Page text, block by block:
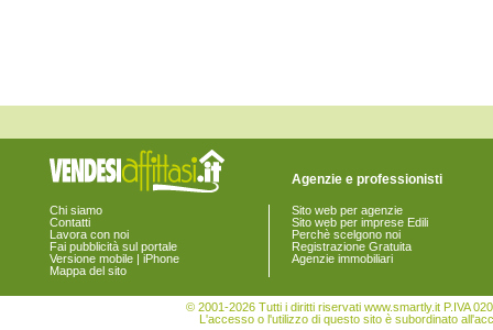
Salle
Serramonacesca
Tocco da Casauria
Torre de' Passeri
Turrivalignani
Chi siamo
Contatti
Lavora con noi
Fai pubblicità sul portale
Versione mobile | iPhone
Mappa del sito
Agenzie e professionisti
Sito web per agenzie
Sito web per imprese Edili
Perchè scelgono noi
Registrazione Gratuita
Agenzie immobiliari
© 2001-2026 Tutti i diritti riservati www.smartly.it P.IVA
L'accesso o l'utilizzo di questo sito è subordinato